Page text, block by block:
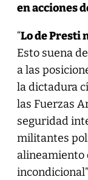
en acciones
“Lo de Presti
Esto suena
a las
la dictadura
las Fuerzas
seguridad
militantes
alineamiento